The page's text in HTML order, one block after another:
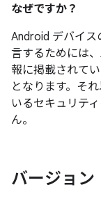
なぜですか？
Android デバイス
言するためには
報に掲載されて
となります。そ
いるセキュリテ
ん。
バージョン